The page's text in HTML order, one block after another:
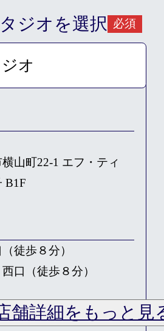
ジオを選択 必須
山町22-1 エフ・ティ
B1F
徒歩８分）
口（徒歩８分）
舗詳細をもっと見